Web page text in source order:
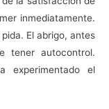
inmediatamente.
El abrigo, antes
tener autocontrol.
experimentado el